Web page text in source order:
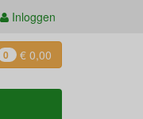
Inloggen
0 € 0,00